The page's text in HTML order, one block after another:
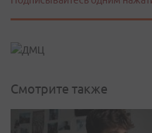
Смотрите также